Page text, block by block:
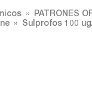
PATRONES
Sulprofos 100